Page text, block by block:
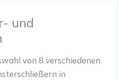
und
von 8 verschiedenen
in